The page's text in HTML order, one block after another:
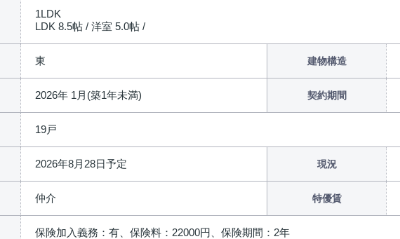
1LDK
LDK 8.5帖 / 洋室 5.0帖 /
東 建物構造
2026年 1月(築1年未満) 契約期間
19戸
2026年8月28日予定 現況
仲介 特優賃
保険加入義務：有、保険料：22000円、保険期間：2年